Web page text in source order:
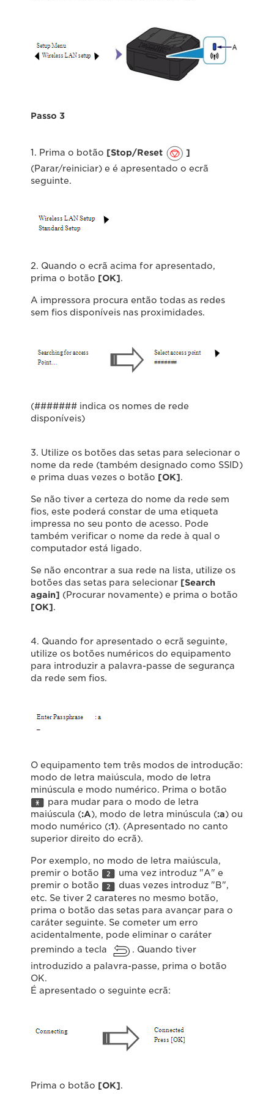
Passo 3
1. Prima o botão [Stop/Reset
]
(Parar/reiniciar) e é apresentado o ecrã
seguinte.
2. Quando o ecrã acima for apresentado,
prima o botão [OK].
A impressora procura então todas as redes
sem fios disponíveis nas proximidades.
(####### indica os nomes de rede
disponíveis)
3. Utilize os botões das setas para selecionar o
nome da rede (também designado como SSID)
e prima duas vezes o botão [OK].
Se não tiver a certeza do nome da rede sem
fios, este poderá constar de uma etiqueta
impressa no seu ponto de acesso. Pode
também verificar o nome da rede à qual o
computador está ligado.
Se não encontrar a sua rede na lista, utilize os
botões das setas para selecionar [Search
again] (Procurar novamente) e prima o botão
[OK].
4. Quando for apresentado o ecrã seguinte,
utilize os botões numéricos do equipamento
para introduzir a palavra-passe de segurança
da rede sem fios.
O equipamento tem três modos de introdução:
modo de letra maiúscula, modo de letra
minúscula e modo numérico. Prima o botão
para mudar para o modo de letra
maiúscula (:A), modo de letra minúscula (:a) ou
modo numérico (:1). (Apresentado no canto
superior direito do ecrã).
Por exemplo, no modo de letra maiúscula,
premir o botão
uma vez introduz "A" e
premir o botão
duas vezes introduz "B",
etc. Se tiver 2 carateres no mesmo botão,
prima o botão das setas para avançar para o
caráter seguinte. Se cometer um erro
acidentalmente, pode eliminar o caráter
premindo a tecla
. Quando tiver
introduzido a palavra-passe, prima o botão
OK.
É apresentado o seguinte ecrã:
Prima o botão [OK].